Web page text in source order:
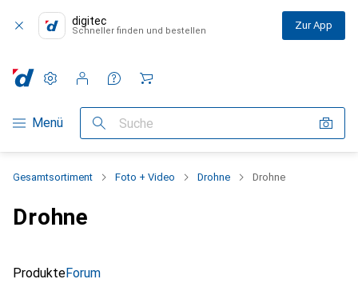
digitec
Schneller finden und bestellen Zur App
Navigation nach Kategorien
Menü Suche
Einstellungen
Kundenkonto
Vergleichslisten
Merklisten
Warenkorb
Gesamtsortiment Foto + Video Drohne Drohne
Drohne
ProdukteForum